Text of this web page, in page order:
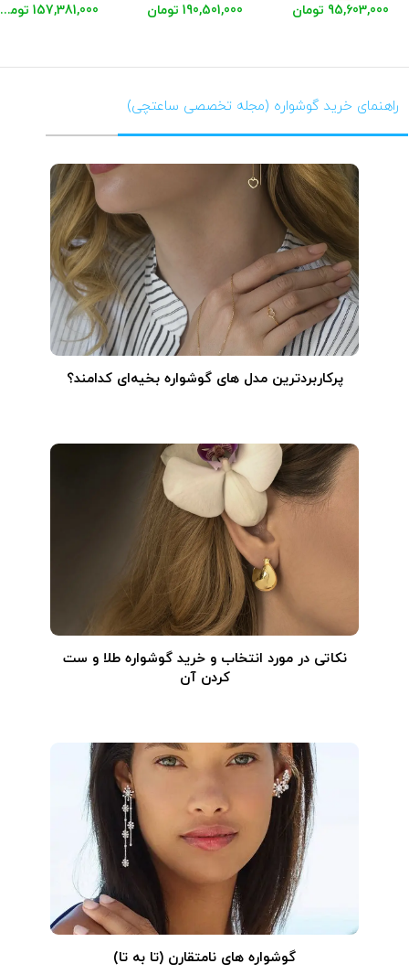
95,603,000 تومان 190,501,000 تومان 157,381,000 تومان
راهنمای خرید گوشواره (مجله تخصصی ساعتچی)
پرکاربردترین مدل های گوشواره بخیه‌ای کدامند؟
نکاتی در مورد انتخاب و خرید گوشواره طلا و ست
کردن آن
گوشواره های نامتقارن (تا به تا)